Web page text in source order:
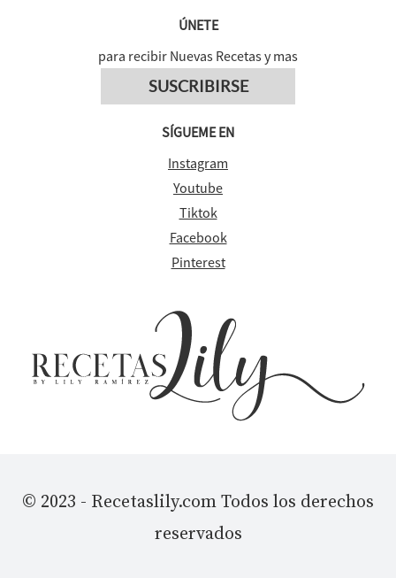
ÚNETE
para recibir Nuevas Recetas y mas
SUSCRIBIRSE
SÍGUEME EN
Instagram
Youtube
Tiktok
Facebook
Pinterest
© 2023 - Recetaslily.com Todos los derechos
reservados